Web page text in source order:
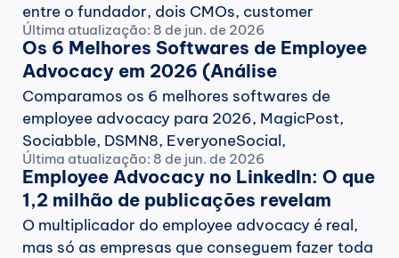
entre o fundador, dois CMOs, customer
success, vendas e times internacionais, sem
depender de uma única pessoa. Medimos tudo
isso, asterisco da aquisição incluído, e o que
empresas de grande porte podem replicar.
Última atualização: 8 de jun. de 2026
Os 6 Melhores Softwares de Employee
Advocacy em 2026 (Análise
Completa)
Comparamos os 6 melhores softwares de
employee advocacy para 2026, MagicPost,
Sociabble, DSMN8, EveryoneSocial,
GaggleAMP e Hootsuite Amplify, em
autenticidade de voz, foco no LinkedIn, adoção
e segurança, com base em dados de 1,2 mi de
posts.
Última atualização: 8 de jun. de 2026
Employee Advocacy no LinkedIn: O que
1,2 milhão de publicações revelam
(2026)
O multiplicador do employee advocacy é real,
mas só as empresas que conseguem fazer toda